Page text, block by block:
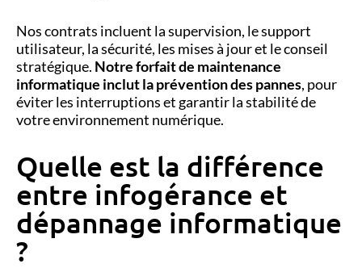
Nos contrats incluent la supervision, le support
utilisateur, la sécurité, les mises à jour et le conseil
stratégique. Notre forfait de maintenance
informatique inclut la prévention des pannes, pour
éviter les interruptions et garantir la stabilité de
votre environnement numérique.
Quelle est la différence
entre infogérance et
dépannage informatique
?